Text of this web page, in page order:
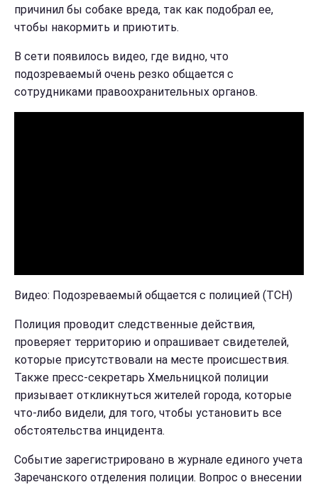
причинил бы собаке вреда, так как подобрал ее,
чтобы накормить и приютить.
В сети появилось видео, где видно, что
подозреваемый очень резко общается с
сотрудниками правоохранительных органов.
Видео: Подозреваемый общается с полицией (ТСН)
Полиция проводит следственные действия,
проверяет территорию и опрашивает свидетелей,
которые присутствовали на месте происшествия.
Также пресс-секретарь Хмельницкой полиции
призывает откликнуться жителей города, которые
что-либо видели, для того, чтобы установить все
обстоятельства инцидента.
Событие зарегистрировано в журнале единого учета
Заречанского отделения полиции. Вопрос о внесении